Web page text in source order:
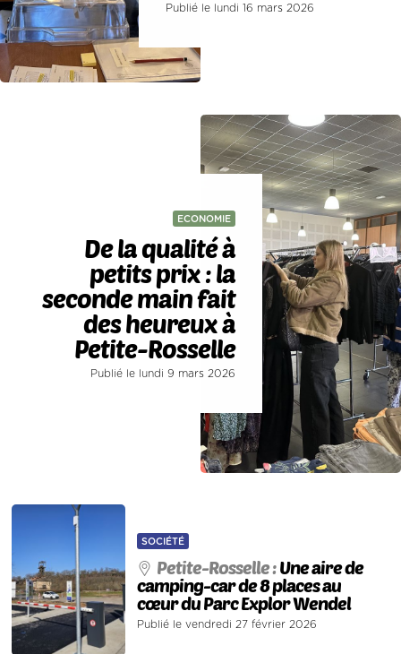
Publié le lundi 16 mars 2026
ECONOMIE
De la qualité à
petits prix : la
seconde main fait
des heureux à
Petite-Rosselle
Publié le lundi 9 mars 2026
SOCIÉTÉ
Petite-Rosselle :Une aire de
camping-car de 8 places au
cœur du Parc Explor Wendel
Publié le vendredi 27 février 2026